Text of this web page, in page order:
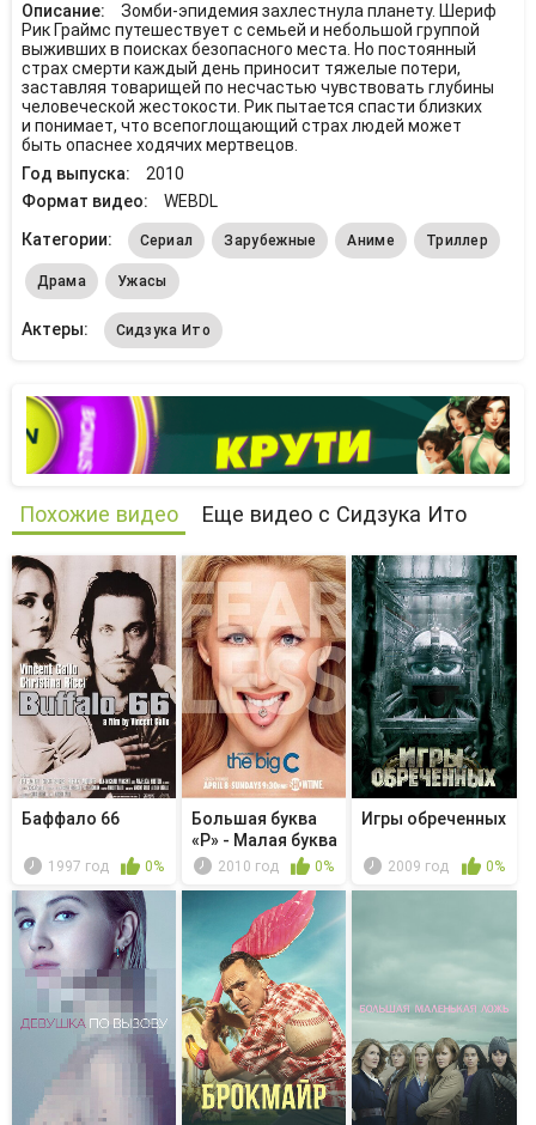
Описание:
Зомби-эпидемия захлестнула планету. Шериф
Рик Граймс путешествует с семьей и небольшой группой
выживших в поисках безопасного места. Но постоянный
страх смерти каждый день приносит тяжелые потери,
заставляя товарищей по несчастью чувствовать глубины
человеческой жестокости. Рик пытается спасти близких
и понимает, что всепоглощающий страх людей может
быть опаснее ходячих мертвецов.
Год выпуска:
2010
Формат видео:
WEBDL
Категории:
Сериал Зарубежные Аниме Триллер
Драма Ужасы
Актеры: Сидзука Ито
Похожие видео Еще видео с Сидзука Ито
Баффало 66
1997 год 0%
Большая буква
«Р» - Малая буква
«р» 2010 год 0%
Игры обреченных
2009 год 0%